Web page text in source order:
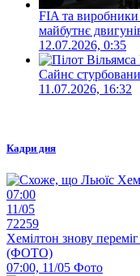
FIA та виробники
майбутнє
12.07.2026, 0:35
Сайнс
11.07.2026, 16:32
Кадри дня
07:00
11/05
72259
Хемілтон знову
(ФОТО)
07:00, 11/05 Фото